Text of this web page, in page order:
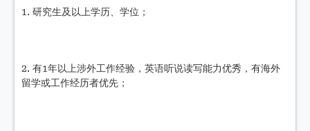
1. 研究生及以上学历、学位；
2. 有1年以上涉外工作经验，英语听说读写能力优秀，有海外
留学或工作经历者优先；